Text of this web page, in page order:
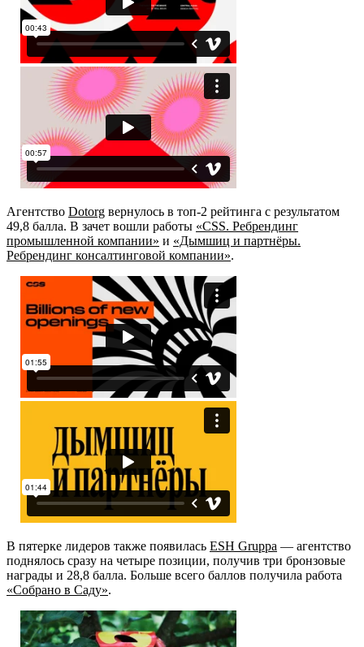
Агентство Dotorg вернулось в топ-2 рейтинга с результатом
49,8 балла. В зачет вошли работы «CSS. Ребрендинг
промышленной компании» и «Дымшиц и партнёры.
Ребрендинг консалтинговой компании».
В пятерке лидеров также появилась ESH Gruppa — агентство
поднялось сразу на четыре позиции, получив три бронзовые
награды и 28,8 балла. Больше всего баллов получила работа
«Собрано в Саду».